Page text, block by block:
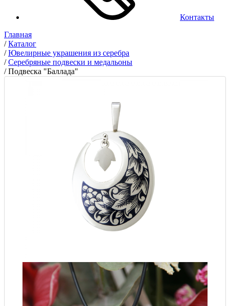
Контакты
Главная
/Каталог
/Ювелирные украшения из серебра
/Серебряные подвески и медальоны
/Подвеска "Баллада"